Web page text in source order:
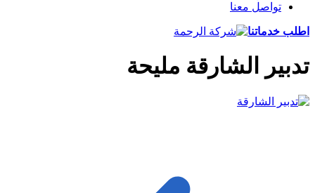
تواصل معنا
اطلب خدماتنا
تدبير الشارقة مليحة